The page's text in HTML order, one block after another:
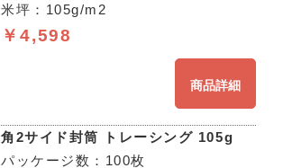
米坪：105g/m2
￥4,598
商品詳細
角2サイド封筒 トレーシング 105g
パッケージ数：100枚